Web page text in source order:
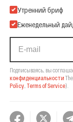
Подпишитесь на
Утренний бриф
Еженедельный
Подписываясь, вы
конфиденциальности
Policy, Terms of Service).